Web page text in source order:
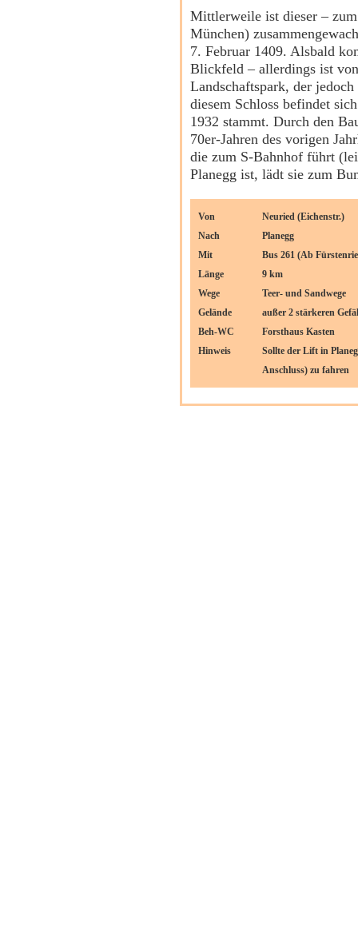
Mittlerweile ist dieser –
München)
7. Februar 1409. Alsbald
Blickfeld – allerdings ist von
Landschaftspark, der
diesem Schloss befindet
1932 stammt. Durch den
70er-Jahren des vorigen
die zum S-Bahnhof führt
Planegg ist, lädt sie zum
Von
Neuried (Eichenstr.)
Nach
Planegg
Mit
Bus 261 (Ab
Länge
9 km
Wege
Teer- und Sandwege
Gelände
außer 2 stärkeren
Beh-WC
Forsthaus Kasten
Hinweis
Sollte der Lift in
Anschluss) zu fahren